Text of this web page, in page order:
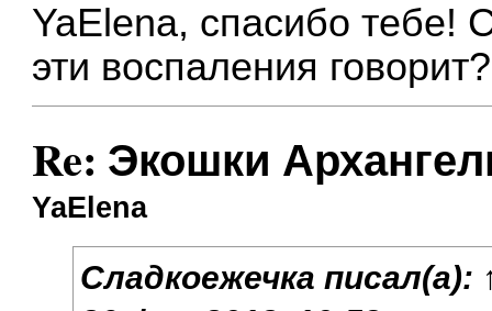
YaElena, спасибо тебе!
эти воспаления говорит?
Re: Экошки
YaElena
Сладкоежечка писал(а):